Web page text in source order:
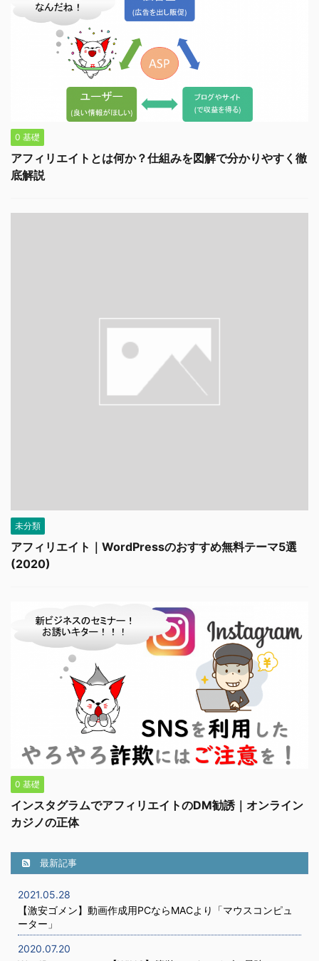
0 基礎
アフィリエイトとは何か？仕組みを図解で分かりやすく徹
底解説
未分類
アフィリエイト｜WordPressのおすすめ無料テーマ5選
(2020)
0 基礎
インスタグラムでアフィリエイトのDM勧誘｜オンライン
カジノの正体
最新記事
2021.05.28
【激安ゴメン】動画作成用PCならMACより「マウスコンピュ
ーター」
2020.07.20